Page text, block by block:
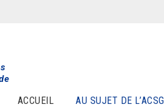
ACCUEIL AU SUJET DE L’ACSG